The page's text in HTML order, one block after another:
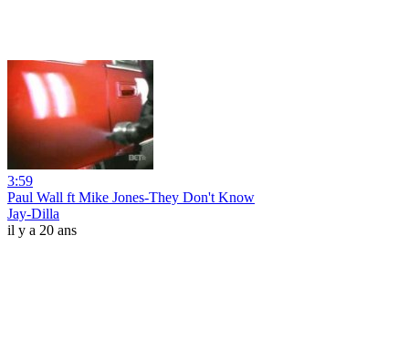
3:59
Paul Wall ft Mike Jones-They Don't Know
Jay-Dilla
il y a 20 ans